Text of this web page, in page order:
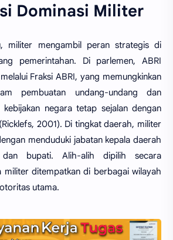
Dominasi Militer
militer mengambil peran strategis di
pemerintahan. Di parlemen, ABRI
Fraksi ABRI, yang memungkinkan
pembuatan undang-undang dan
kebijakan negara tetap sejalan dengan
2001). Di tingkat daerah, militer
menduduki jabatan kepala daerah
bupati. Alih-alih dipilih secara
militer ditempatkan di berbagai wilayah
utama.